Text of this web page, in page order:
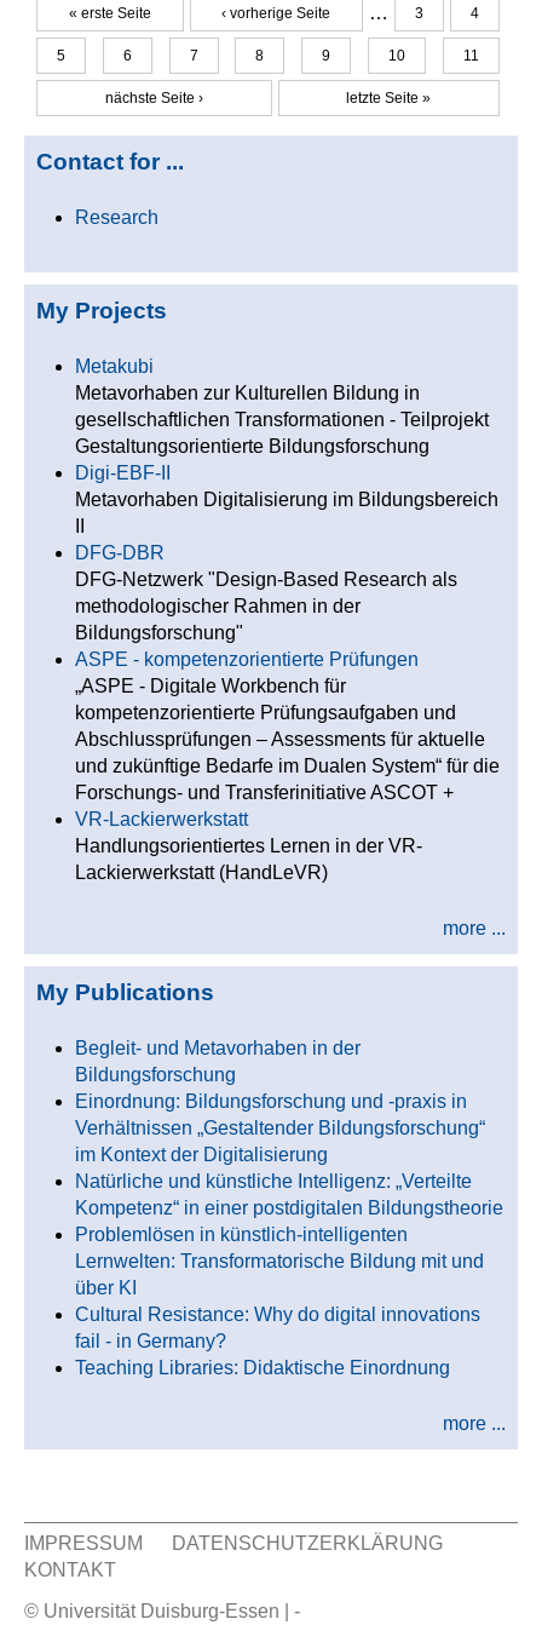
Seiten
« erste Seite ‹ vorherige Seite … 3 4
5 6 7 8 9 10 11
nächste Seite › letzte Seite »
Contact for ...
Research
My Projects
Metakubi
Metavorhaben zur Kulturellen Bildung in
gesellschaftlichen Transformationen - Teilprojekt
Gestaltungsorientierte Bildungsforschung
Digi-EBF-II
Metavorhaben Digitalisierung im Bildungsbereich
DFG-DBR
DFG-Netzwerk "Design-Based Research als
methodologischer Rahmen in der
Bildungsforschung"
ASPE - kompetenzorientierte Prüfungen
„ASPE - Digitale Workbench für
kompetenzorientierte Prüfungsaufgaben und
Abschlussprüfungen – Assessments für aktuelle
und zukünftige Bedarfe im Dualen System“ für die
Forschungs- und Transferinitiative ASCOT +
VR-Lackierwerkstatt
Handlungsorientiertes Lernen in der VR-
Lackierwerkstatt (HandLeVR)
more ...
My Publications
Begleit- und Metavorhaben in der
Bildungsforschung
Einordnung: Bildungsforschung und -praxis in
Verhältnissen „Gestaltender Bildungsforschung“
im Kontext der Digitalisierung
Natürliche und künstliche Intelligenz: „Verteilte
Kompetenz“ in einer postdigitalen Bildungstheorie
Problemlösen in künstlich-intelligenten
Lernwelten: Transformatorische Bildung mit und
über KI
Cultural Resistance: Why do digital innovations
fail - in Germany?
Teaching Libraries: Didaktische Einordnung
more ...
Sekundär Menü
IMPRESSUM
DATENSCHUTZERKLÄRUNG
KONTAKT
© Universität Duisburg-Essen | -